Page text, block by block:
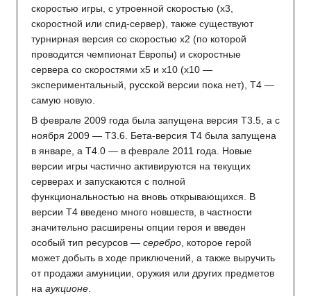
скоростью игры, с утроенной скоростью (х3,
скоростной или спид-сервер), также существуют
турнирная версия со скоростью х2 (по которой
проводится чемпионат Европы) и скоростные
сервера со скоростями х5 и х10 (х10 —
экспериментальный, русской версии пока нет), T4 —
самую новую.
В феврале 2009 года была запущена версия Т3.5, а с
ноября 2009 — Т3.6. Бета-версия Т4 была запущена
в январе, а Т4.0 — в феврале 2011 года. Новые
версии игры частично активируются на текущих
серверах и запускаются с полной
функциональностью на вновь открывающихся. В
версии T4 введено много новшеств, в частности
значительно расширены опции героя и введен
особый тип ресурсов — серебро , которое герой
может добыть в ходе приключений, а также выручить
от продажи амуниции, оружия или других предметов
на аукционе